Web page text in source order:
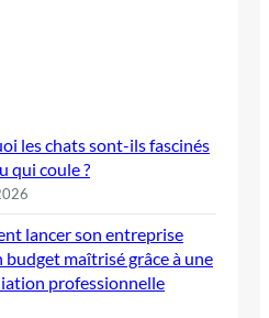
les chats sont-ils fascinés
qui coule ?
lancer son entreprise
budget maîtrisé grâce à une
professionnelle